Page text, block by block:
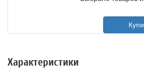
Характеристики